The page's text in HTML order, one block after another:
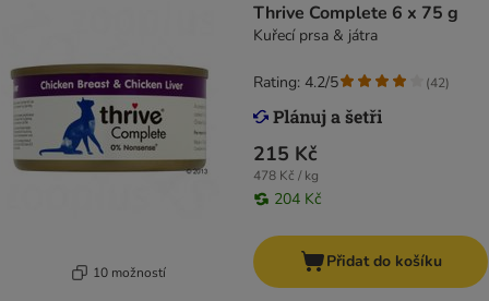
10 možností
Thrive Complete 6 x 75 g
Kuřecí prsa & játra
215 Kč
478 Kč / kg
204 Kč
Rating: 4.2/5 (42)
Přidat do košíku